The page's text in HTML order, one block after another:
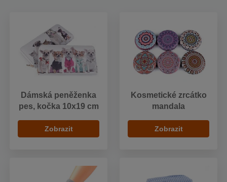
Dámská peněženka
pes, kočka 10x19 cm
Zobrazit
Kosmetické zrcátko
mandala
Zobrazit